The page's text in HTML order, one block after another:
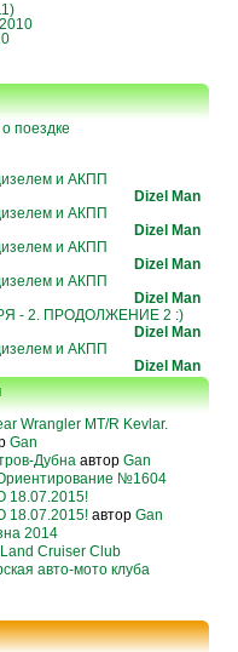
поездке
и АКПП
Dizel Man
и АКПП
Dizel Man
и АКПП
Dizel Man
и АКПП
Dizel Man
- 2. ПРОДОЛЖЕНИЕ 2 :)
Dizel Man
и АКПП
Dizel Man
Wrangler MT/R Kevlar.
Gan
Дубнаавтор Gan
№1604
18.07.2015!
18.07.2015! автор Gan
2014
Cruiser Club
авто-мото клуба